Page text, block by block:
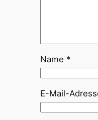
Name *
E-Mail-